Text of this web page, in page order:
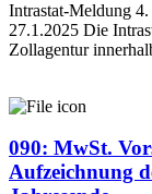
Intrastat-Meldung
27.1.2025 Die
Zollagentur
090: MwSt.
Aufzeichnung